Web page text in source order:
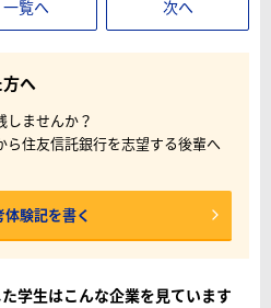
一覧へ 次へ
へ
しませんか？
ら住友信託銀行を志望する後輩へ
体験記を書く
学生はこんな企業を見ています